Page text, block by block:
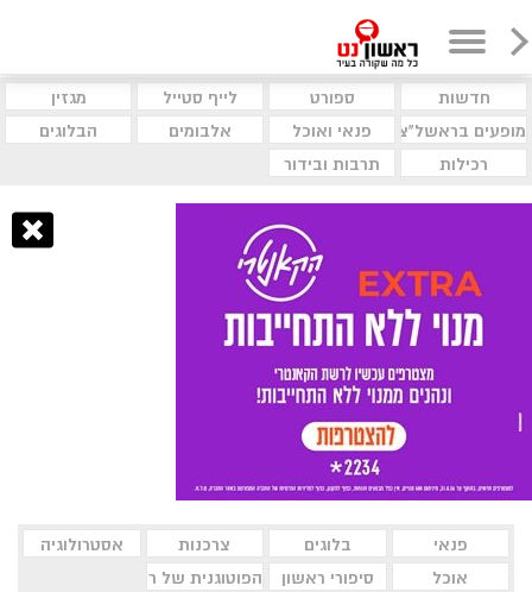
חדשות ספורט לייף סטייל
מגזין
מופעים בראשל"צ
פנאי ואוכל אלבומים
הבלוגים
רכילות
תרבות ובידור
פנאי בלוגים צרכנות
אסטרולוגיה
אוכל
סיפורי ראשון הפוטוגנית של ראשון לציון